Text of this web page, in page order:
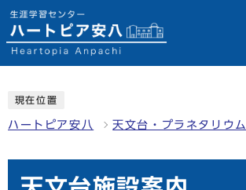
現在位置
ハートピア安八 天文台・プラネタリウム